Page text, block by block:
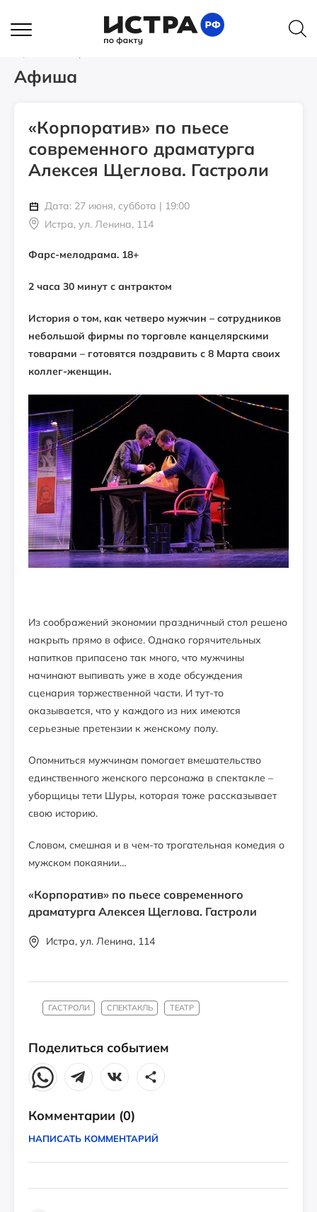
Главная
«Корпоратив» по пьесе современного драматурга Алексея
Афиша
«Корпоратив» по пьесе
современного драматурга
Алексея Щеглова. Гастроли
Дата: 27 июня, суббота | 19:00
Истра, ул. Ленина, 114
Фарс-мелодрама. 18+
2 часа 30 минут с антрактом
История о том, как четверо мужчин – сотрудников
небольшой фирмы по торговле канцелярскими
товарами – готовятся поздравить с 8 Марта своих
коллег-женщин.
Из соображений экономии праздничный стол решено
накрыть прямо в офисе. Однако горячительных
напитков припасено так много, что мужчины
начинают выпивать уже в ходе обсуждения
сценария торжественной части. И тут-то
оказывается, что у каждого из них имеются
серьезные претензии к женскому полу.
Опомниться мужчинам помогает вмешательство
единственного женского персонажа в спектакле –
уборщицы тети Шуры, которая тоже рассказывает
свою историю.
Словом, смешная и в чем-то трогательная комедия о
мужском покаянии…
«Корпоратив» по пьесе современного
драматурга Алексея Щеглова. Гастроли
Истра, ул. Ленина, 114
ГАСТРОЛИ СПЕКТАКЛЬ ТЕАТР
Поделиться событием
Комментарии (0)
НАПИСАТЬ КОММЕНТАРИЙ